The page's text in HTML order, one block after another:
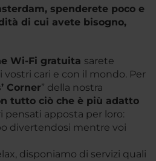
spenderete poco e
di cui avete bisogno,
Wi-Fi gratuita sarete
vostri cari e con il mondo. Per
Corner” della nostra
tutto ciò che è più adatto
pensati apposta per loro:
divertendosi mentre voi
disponiamo di servizi quali